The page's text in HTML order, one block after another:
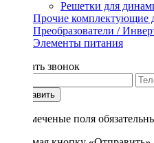
Решетки для
Прочие комплектующие
Преобразователи /
Элементы питания
Заказать звонок
Отправить
* - отмеченые поля